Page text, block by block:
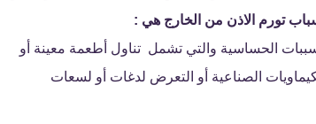
تورم الاذن من الخارج هي :
الحساسية والتي تشمل تناول أطعمة معينة أو
الصناعية أو التعرض لدغات أو لسعات